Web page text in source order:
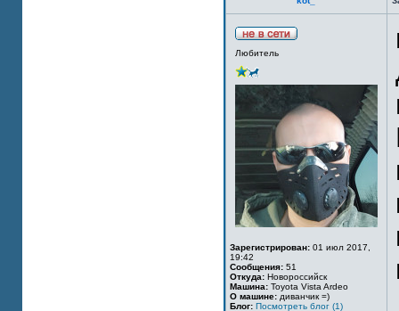
Любитель
Зарегистрирован: 01 июл 2017,
19:42
Сообщения: 51
Откуда: Новороссийск
Машина: Toyota Vista Ardeo
О машине: диванчик =)
Блог: Посмотреть блог (1)